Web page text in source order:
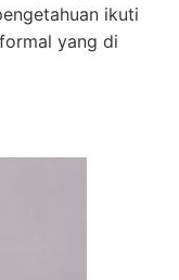
ikuti
yang di